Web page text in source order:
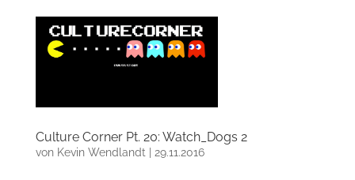
Culture Corner Pt. 20: Watch_Dogs 2
von Kevin Wendlandt| 29.11.2016